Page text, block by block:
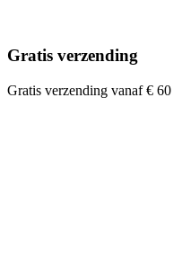
Gratis verzending
Gratis verzending vanaf € 60